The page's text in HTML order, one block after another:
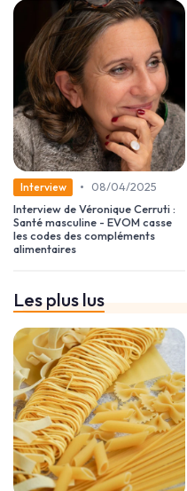
Interview •
08/04/2025
Interview de Véronique Cerruti :
Santé masculine - EVOM casse
les codes des compléments
alimentaires
Les plus lus